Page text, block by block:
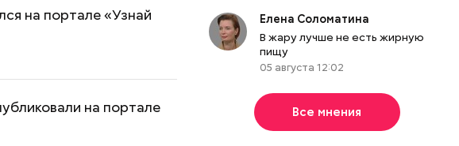
на портале «Узнай
на портале
Елена Соломатина
В жару лучше не есть жирную
пищу
05 августа 12:02
Все мнения